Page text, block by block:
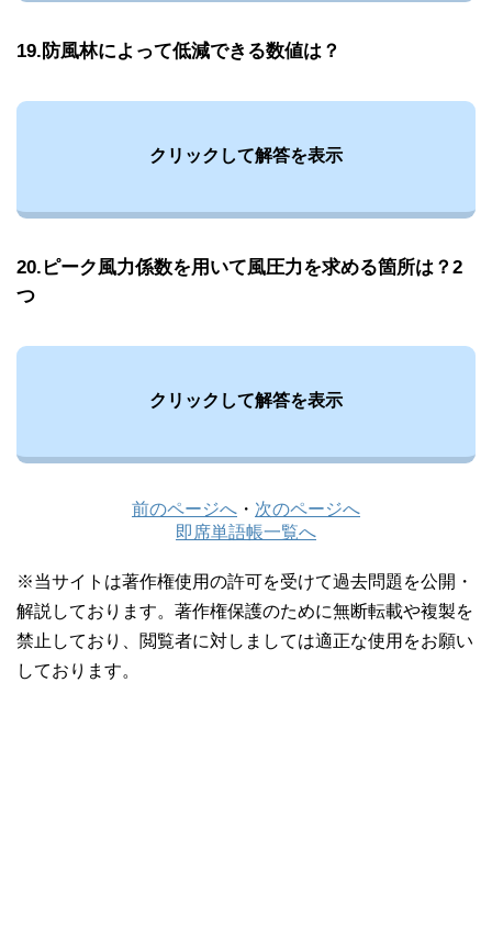
19.防風林によって低減できる数値は？
クリックして解答を表示
20.ピーク風力係数を用いて風圧力を求める箇所は？2
つ
クリックして解答を表示
前のページへ ・ 次のページへ
即席単語帳一覧へ
※当サイトは著作権使用の許可を受けて過去問題を公開・
解説しております。著作権保護のために無断転載や複製を
禁止しており、閲覧者に対しましては適正な使用をお願い
しております。